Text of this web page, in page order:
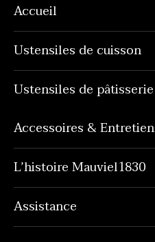
Accueil
Ustensiles de cuisson
Ustensiles de pâtisserie
Accessoires & Entretien
L’histoire Mauviel1830
Assistance